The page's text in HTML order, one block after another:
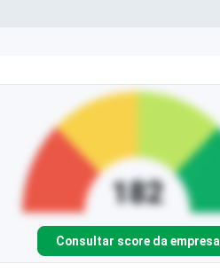
Consultar score da empresa